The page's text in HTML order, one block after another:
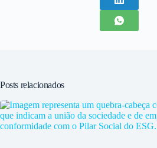
Posts relacionados